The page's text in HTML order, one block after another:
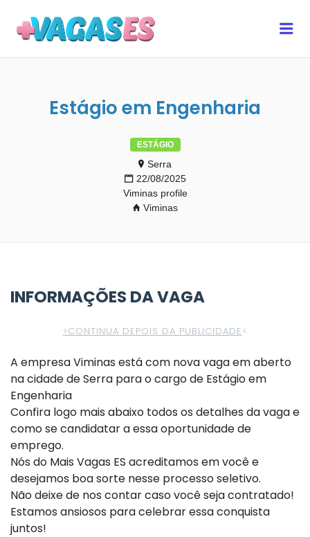
Estágio em Engenharia
ESTÁGIO
Serra
22/08/2025
Viminas profile
Viminas
INFORMAÇÕES DA VAGA
>CONTINUA DEPOIS DA PUBLICIDADE<
A empresa Viminas está com nova vaga em aberto
na cidade de Serra para o cargo de Estágio em
Engenharia
Confira logo mais abaixo todos os detalhes da vaga e
como se candidatar a essa oportunidade de
emprego.
Nós do Mais Vagas ES acreditamos em você e
desejamos boa sorte nesse processo seletivo.
Não deixe de nos contar caso você seja contratado!
Estamos ansiosos para celebrar essa conquista
juntos!